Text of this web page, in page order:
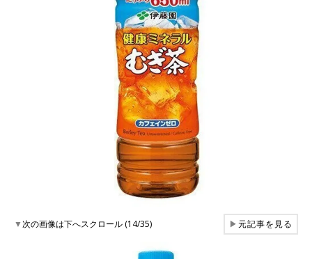
▼次の画像は下へスクロール (14/35) ▶元記事を見る